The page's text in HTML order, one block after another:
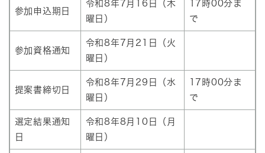
参加申込期日
令和8年7月16日（木
曜日）
17時00分ま
で
参加資格通知
令和8年7月21日（火
曜日）
提案書締切日
令和8年7月29日（水
曜日）
17時00分ま
で
選定結果通知
日
令和8年8月10日（月
曜日）